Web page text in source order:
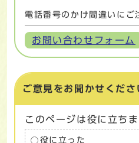
電話番号のかけ間違いにご
お問い合わせフォーム
ご意見をお聞かせくださ
このページは役に立ちま
役に立った